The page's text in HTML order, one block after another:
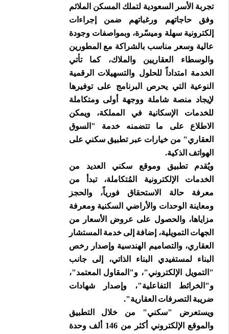
تجربة الأسر السعودية لتملك المسكن الملائم
وفق حاجاتهم ورغباتهم ضمن إجراءات
إلكترونية سهلة وميسّرة، وبمواصفات وجودة
عالية وسعر مناسب بالشراكة مع المطورين
والوسطاء العقاريين والملاك، كما تأتي
الخدمة امتداداً للحلول والتسهيلات الرقمية
النوعية التي يحرص البرنامج على توفيرها
لإيجاد منصة شاملة ووجهة أولى ومتكاملة
للخدمات الإسكانية في المملكة، ويمكن
الاطلاع على ما تتضمنه خدمة "السوق
العقاري" من خيارات عبر تطبيق سكني على
الهواتف الذكية.
ويُقدم تطبيق وموقع سكني العديد من
الخدمات الإلكترونية المُتكاملة، تبدأ من
معرفة حالة الاستحقاق فورياً، والحجز
ومعاينة الوحدات والأراضي السكنية ومعرفة
مزاياها، والحصول على عروض الأسعار من
الجهات التمويلية، إضافة إلى خدمة المستشار
العقاري، والتصاميم الهندسية وإصدار رخص
البناء لمستفيدي البناء الذاتي، إلى جانب
"التمويل الإلكتروني"، و"المقاول المعتمد"،
و"الخرائط التفاعلية"، وإصدار شهادات
ضريبة التصرفات العقارية".
ويستعرض "سكني" من خلال التطبيق
والموقع الإلكتروني أكثر من 146 ألف وحدة